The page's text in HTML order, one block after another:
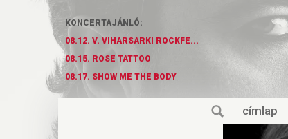
KONCERTAJÁNLÓ:
08.12. V. VIHARSARKI ROCKFE...
08.15. ROSE TATTOO
08.17. SHOW ME THE BODY
címlap